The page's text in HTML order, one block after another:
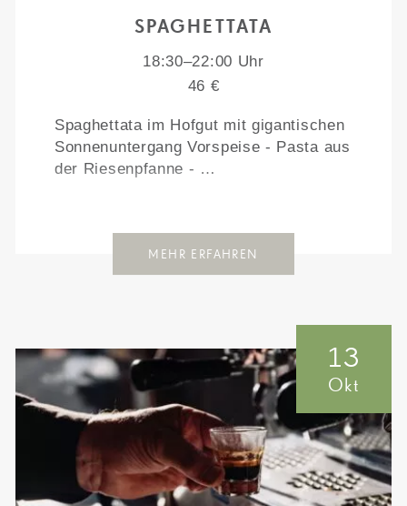
SPAGHETTATA
18:30–22:00 Uhr
46 €
Spaghettata im Hofgut mit gigantischen
Sonnenuntergang Vorspeise - Pasta aus
der Riesenpfanne - …
MEHR ERFAHREN
13
Okt